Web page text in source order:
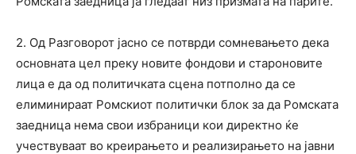
2. Од Разговорот јасно се потврди сомневањето дека
основната цел преку новите фондови и староновите
лица е да од политичката сцена потполно да се
елиминираат Ромскиот политички блок за да Ромската
заедница нема свои избраници кои директно ќе
учествуваат во креирањето и реализирањето на јавни